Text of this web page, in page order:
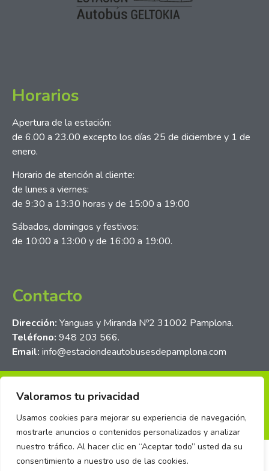
Valoramos tu privacidad
Usamos cookies para mejorar su experiencia de navegación,
mostrarle anuncios o contenidos personalizados y analizar
nuestro tráfico. Al hacer clic en “Aceptar todo” usted da su
consentimiento a nuestro uso de las cookies.
Horarios
Apertura de la estación:
de 6.00 a 23.00 excepto los días 25 de diciembre y 1 de
enero.
Horario de atención al cliente:
de lunes a viernes:
de 9:30 a 13:30 horas y de 15:00 a 19:00
Sábados, domingos y festivos:
de 10:00 a 13:00 y de 16:00 a 19:00.
Contacto
Dirección: Yanguas y Miranda Nº2 31002 Pamplona.
Teléfono: 948 203 566.
Email: info@estaciondeautobusesdepamplona.com
Sistema interno de información
BIT